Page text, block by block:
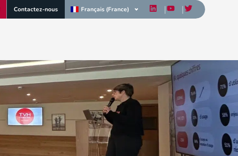
Contactez-nous Français (France)